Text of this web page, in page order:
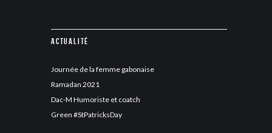
Actualité
Journée de la femme gabonaise
Ramadan 2021
Dac-M Humoriste et coatch
Green #StPatricksDay